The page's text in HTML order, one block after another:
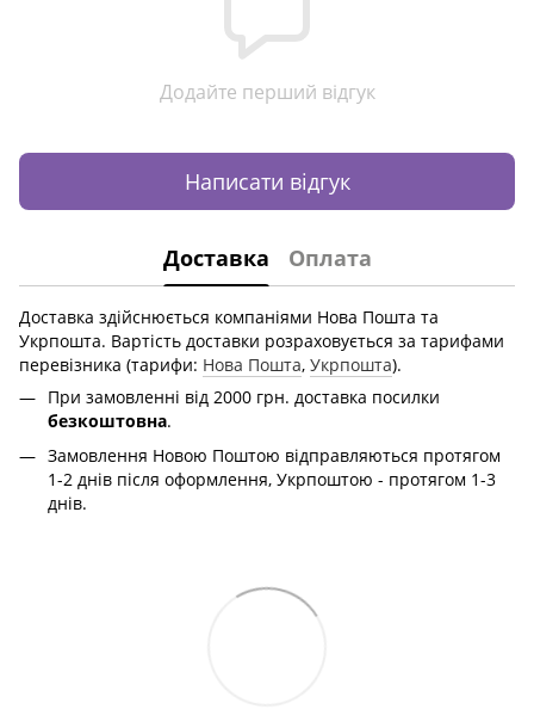
Додайте перший відгук
Написати відгук
Доставка Оплата
Доставка здійснюється компаніями Нова Пошта та
Укрпошта. Вартість доставки розраховується за тарифами
перевізника (тарифи: Нова Пошта, Укрпошта).
При замовленні від 2000 грн. доставка посилки
безкоштовна.
Замовлення Новою Поштою відправляються протягом
1-2 днів після оформлення, Укрпоштою - протягом 1-3
днів.